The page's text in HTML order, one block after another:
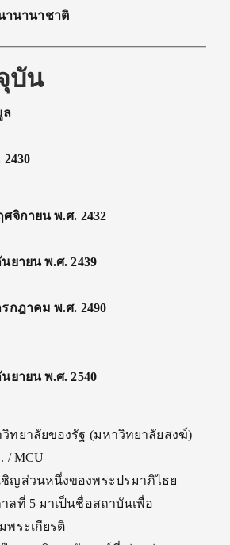
านานาชาติ
บัน
ล
ศจิกายน พ.ศ. 2432
นยายน พ.ศ. 2439
รกฎาคม พ.ศ. 2490
นยายน พ.ศ. 2540
ทยาลัยของรัฐ (มหาวิทยาลัยสงฆ์)
/ MCU
ญส่วนหนึ่งของพระปรมาภิไธย
ลที่ 5 มาเป็นชื่อสถาบันเพื่อ
พระเกียรติ